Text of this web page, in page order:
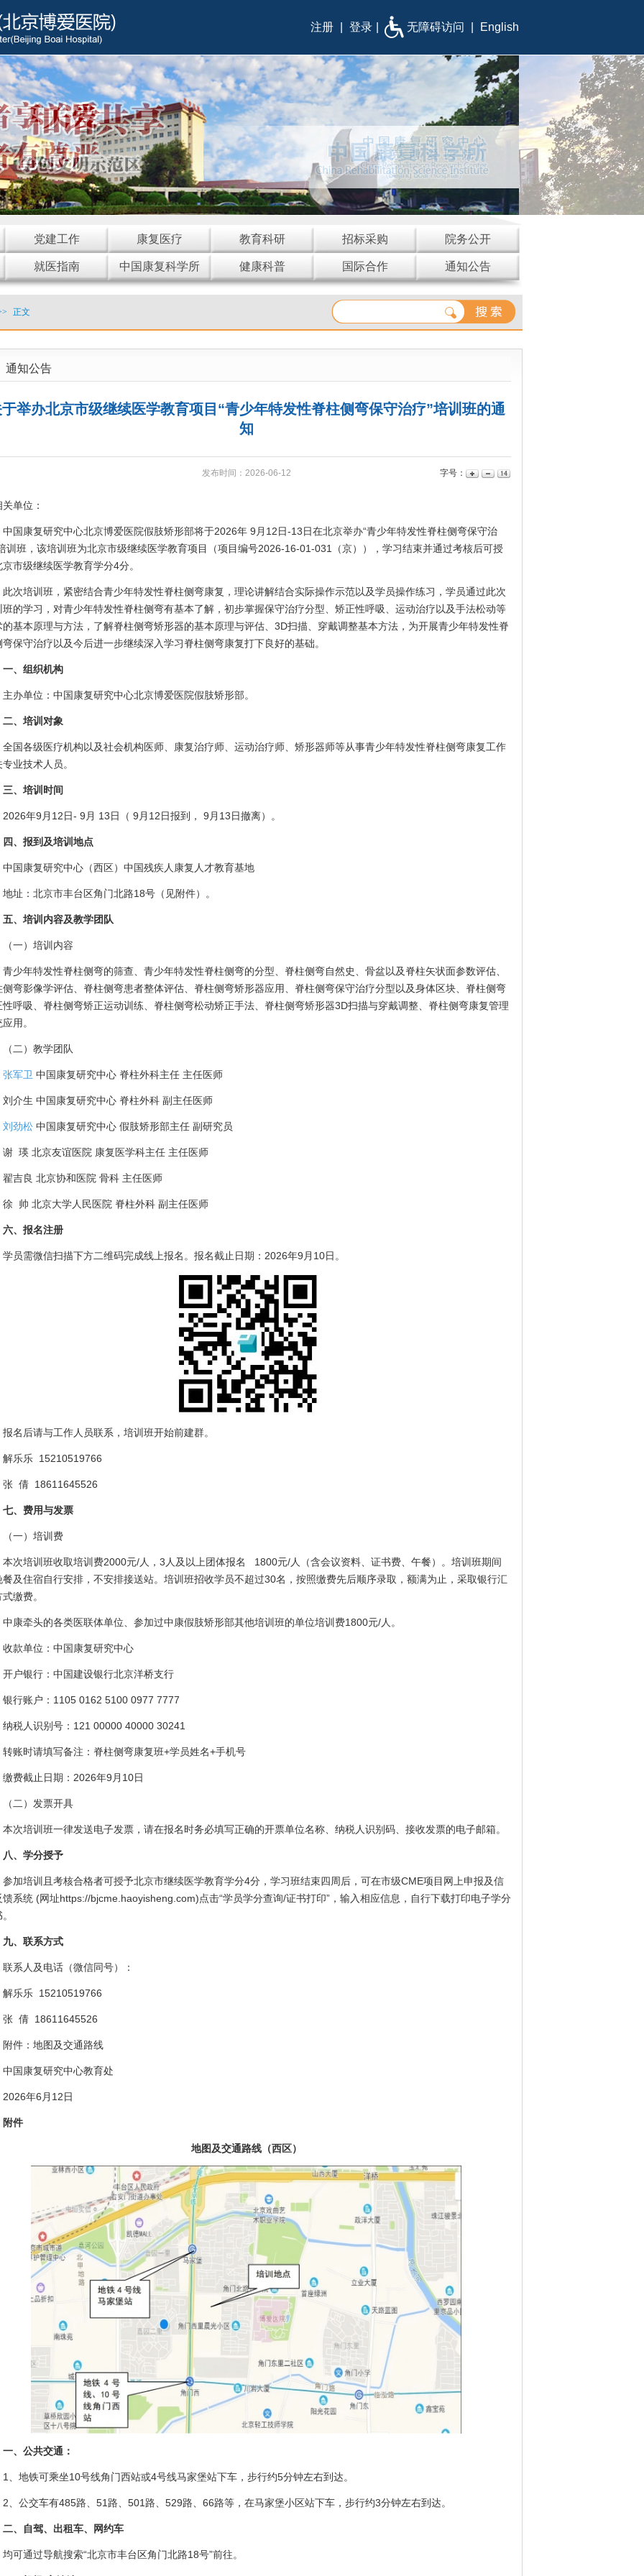
注册 登录 无障碍访问 English
党建工作 康复医疗 教育科研 招标采购 院务公开
就医指南 中国康复科学所 健康科普 国际合作 通知公告
正文
通知公告
举办北京市级继续医学教育项目“青少年特发性脊柱侧弯保守治疗”培训班的通
知
发布时间：2026-06-12 字号：
单位：
中国康复研究中心北京博爱医院假肢矫形部将于2026年 9月12日-13日在北京举办“青少年特发性脊柱侧弯保守治
训班，该培训班为北京市级继续医学教育项目（项目编号2026-16-01-031（京）），学习结束并通过考核后可授
市级继续医学教育学分4分。
此次培训班，紧密结合青少年特发性脊柱侧弯康复，理论讲解结合实际操作示范以及学员操作练习，学员通过此次
班的学习，对青少年特发性脊柱侧弯有基本了解，初步掌握保守治疗分型、矫正性呼吸、运动治疗以及手法松动等
的基本原理与方法，了解脊柱侧弯矫形器的基本原理与评估、3D扫描、穿戴调整基本方法，为开展青少年特发性脊
弯保守治疗以及今后进一步继续深入学习脊柱侧弯康复打下良好的基础。
一、组织机构
主办单位：中国康复研究中心北京博爱医院假肢矫形部。
二、培训对象
全国各级医疗机构以及社会机构医师、康复治疗师、运动治疗师、矫形器师等从事青少年特发性脊柱侧弯康复工作
业技术人员。
三、培训时间
2026年9月12日- 9月 13日（ 9月12日报到， 9月13日撤离）。
四、报到及培训地点
中国康复研究中心（西区）中国残疾人康复人才教育基地
地址：北京市丰台区角门北路18号（见附件）。
五、培训内容及教学团队
（一）培训内容
青少年特发性脊柱侧弯的筛查、青少年特发性脊柱侧弯的分型、脊柱侧弯自然史、骨盆以及脊柱矢状面参数评估、
侧弯影像学评估、脊柱侧弯患者整体评估、脊柱侧弯矫形器应用、脊柱侧弯保守治疗分型以及身体区块、脊柱侧弯
性呼吸、脊柱侧弯矫正运动训练、脊柱侧弯松动矫正手法、脊柱侧弯矫形器3D扫描与穿戴调整、脊柱侧弯康复管理
用。
（二）教学团队
张军卫 中国康复研究中心 脊柱外科主任 主任医师
刘介生 中国康复研究中心 脊柱外科 副主任医师
刘劲松中国康复研究中心 假肢矫形部主任 副研究员
谢 瑛 北京友谊医院 康复医学科主任 主任医师
翟吉良 北京协和医院 骨科 主任医师
徐 帅 北京大学人民医院 脊柱外科 副主任医师
六、报名注册
学员需微信扫描下方二维码完成线上报名。报名截止日期：2026年9月10日。
报名后请与工作人员联系，培训班开始前建群。
解乐乐 15210519766
张 倩 18611645526
七、费用与发票
（一）培训费
本次培训班收取培训费2000元/人，3人及以上团体报名 1800元/人（含会议资料、证书费、午餐）。培训班期间
餐及住宿自行安排，不安排接送站。培训班招收学员不超过30名，按照缴费先后顺序录取，额满为止，采取银行汇
缴费。
中康牵头的各类医联体单位、参加过中康假肢矫形部其他培训班的单位培训费1800元/人。
收款单位：中国康复研究中心
开户银行：中国建设银行北京洋桥支行
银行账户：1105 0162 5100 0977 7777
纳税人识别号：121 00000 40000 30241
转账时请填写备注：脊柱侧弯康复班+学员姓名+手机号
缴费截止日期：2026年9月10日
（二）发票开具
本次培训班一律发送电子发票，请在报名时务必填写正确的开票单位名称、纳税人识别码、接收发票的电子邮箱。
八、学分授予
参加培训且考核合格者可授予北京市继续医学教育学分4分，学习班结束四周后，可在市级CME项目网上申报及信
馈系统 (网址https://bjcme.haoyisheng.com)点击“学员学分查询/证书打印”，输入相应信息，自行下载打印电子学分
九、联系方式
联系人及电话（微信同号）：
解乐乐 15210519766
张 倩 18611645526
附件：地图及交通路线
中国康复研究中心教育处
2026年6月12日
附件
地图及交通路线（西区）
一、公共交通：
1、地铁可乘坐10号线角门西站或4号线马家堡站下车，步行约5分钟左右到达。
2、公交车有485路、51路、501路、529路、66路等，在马家堡小区站下车，步行约3分钟左右到达。
二、自驾、出租车、网约车
均可通过导航搜索“北京市丰台区角门北路18号”前往。